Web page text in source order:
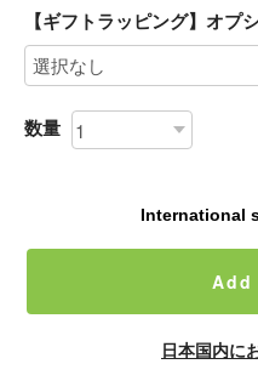
【ギフトラッピング】オプ
数量
International
日本国内に